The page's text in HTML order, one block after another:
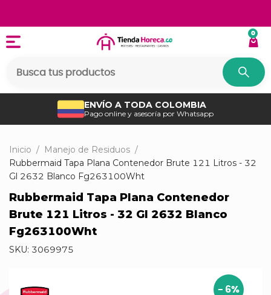
0
ENVÍO A TODA COLOMBIA
Pago online y asesoría por Whatsapp
Inicio / Manejo de Residuos /
Rubbermaid Tapa Plana Contenedor Brute 121 Litros - 32
Gl 2632 Blanco Fg263100Wht
Rubbermaid Tapa Plana Contenedor
Brute 121 Litros - 32 Gl 2632 Blanco
Fg263100Wht
SKU: 3069975
- 6%